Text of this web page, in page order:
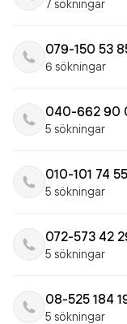
7 sökningar
079-150 53
6 sökningar
040-662 90
5 sökningar
010-101 74 55
5 sökningar
072-573 42
5 sökningar
08-525 184
5 sökningar